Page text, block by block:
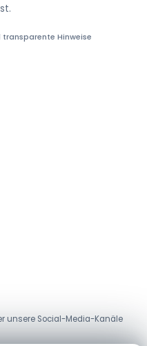
Hinweise
unsere Social-Media-Kanäle